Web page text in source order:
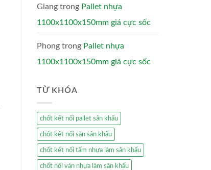
Giang trong Pallet nhựa
1100x1100x150mm giá cực sốc
Phong trong Pallet nhựa
1100x1100x150mm giá cực sốc
TỪ KHÓA
chốt kết nối pallet sân khấu
chốt kết nối sàn sân khấu
chốt kết nối tấm nhựa làm sân khấu
chốt nối ván nhựa làm sân khấu